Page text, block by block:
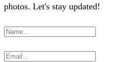
photos. Let's stay updated!